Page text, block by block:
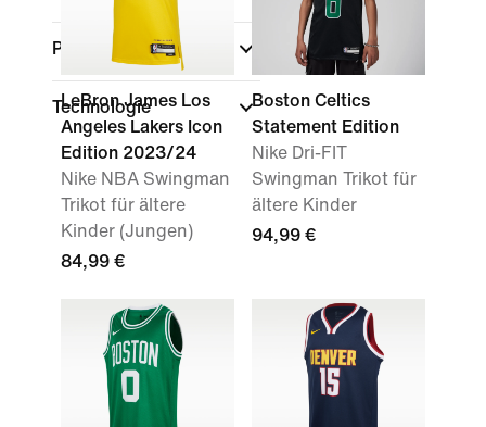
Passform
Technologie
LeBron James Los
Angeles Lakers Icon
Edition 2023/24
Nike NBA Swingman
Trikot für ältere
Kinder (Jungen)
84,99 €
Boston Celtics
Statement Edition
Nike Dri-FIT
Swingman Trikot für
ältere Kinder
94,99 €